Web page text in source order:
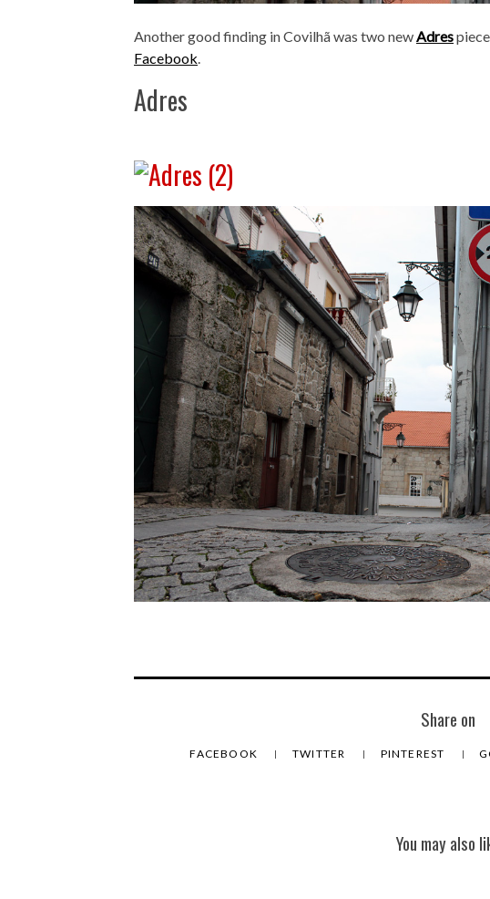
Another good finding in Covilhã was two newAdres
Facebook.
Adres
Share on
FACEBOOK TWITTER PINTEREST
You may also